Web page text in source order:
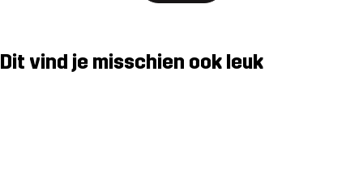
Dit vind je misschien ook leuk